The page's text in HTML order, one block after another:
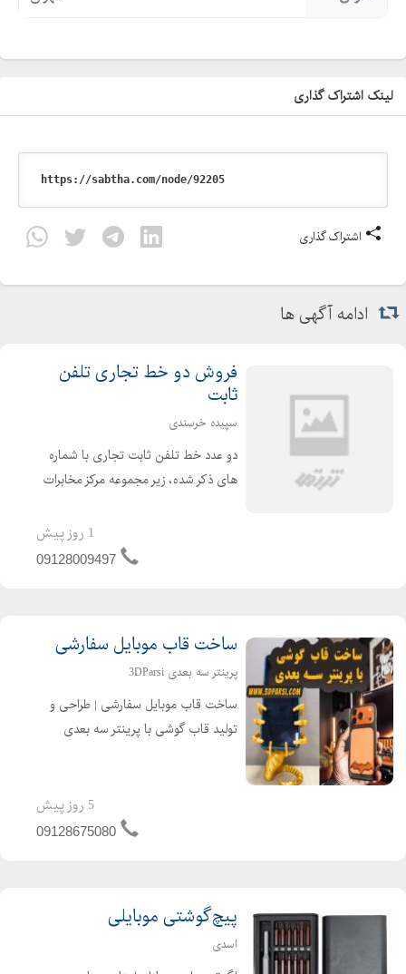
لینک اشتراک گذاری
اشتراک گذاری
ادامه آگهی ها
فروش دو خط تجاری تلفن
ثابت
سپیده خرسندی
دو عدد خط تلفن ثابت تجاری با شماره
های ذکر شده، زیر مجموعه مرکز مخابرات
1 روز پیش
09128009497
ساخت قاب موبایل سفارشی
پرینتر سه بعدی 3DParsi
ساخت قاب موبایل سفارشی | طراحی و
تولید قاب گوشی با پرینتر سه بعدی
اختصاصی چاپ سه بعدی قاب موبایل با
طرح دلخواه تولید قاب گوشی سفارشی ...
5 روز پیش
09128675080
پیچ‌گوشتی‌ موبایلی
اسدی